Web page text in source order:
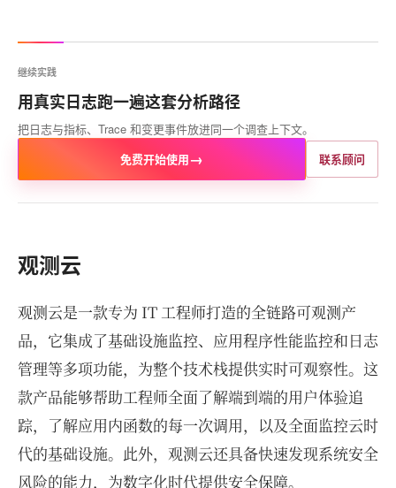
继续实践
用真实日志跑一遍这套分析路径
把日志与指标、Trace 和变更事件放进同一个调查上下文。
免费开始使用→ 联系顾问
观测云
观测云是一款专为 IT 工程师打造的全链路可观测产
品，它集成了基础设施监控、应用程序性能监控和日志
管理等多项功能，为整个技术栈提供实时可观察性。这
款产品能够帮助工程师全面了解端到端的用户体验追
踪，了解应用内函数的每一次调用，以及全面监控云时
代的基础设施。此外，观测云还具备快速发现系统安全
风险的能力，为数字化时代提供安全保障。